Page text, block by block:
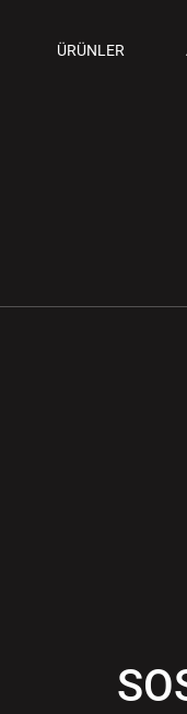
ÜRÜNLER
9 MM